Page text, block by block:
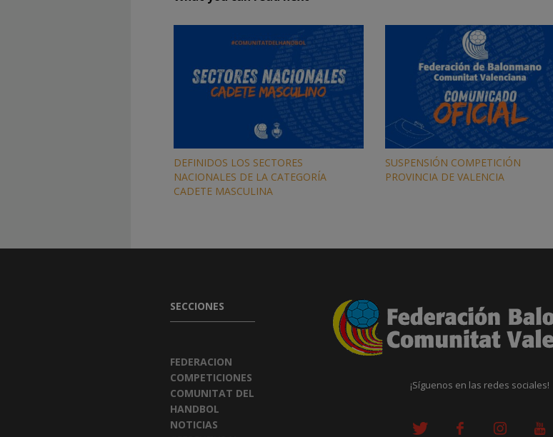
DEFINIDOS LOS SECTORES
NACIONALES DE LA CATEGORÍA
CADETE MASCULINA
SUSPENSIÓN COMPETICIÓN
PROVINCIA DE VALENCIA
SECCIONES
FEDERACION
COMPETICIONES
COMUNITAT DEL
HANDBOL
NOTICIAS
¡Síguenos en las redes sociales!